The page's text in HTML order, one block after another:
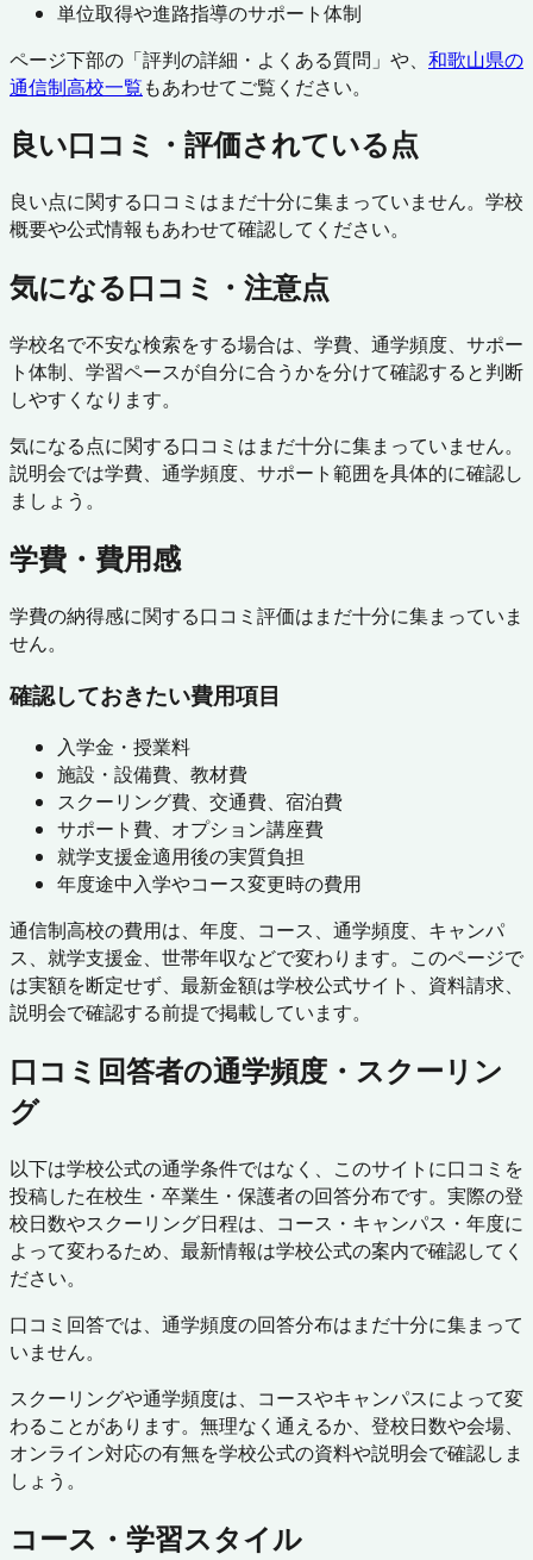
単位取得や進路指導のサポート体制
ページ下部の「評判の詳細・よくある質問」や、 和歌山県の
通信制高校一覧もあわせてご覧ください。
良い口コミ・評価されている点
良い点に関する口コミはまだ十分に集まっていません。学校
概要や公式情報もあわせて確認してください。
気になる口コミ・注意点
学校名で不安な検索をする場合は、学費、通学頻度、サポー
ト体制、学習ペースが自分に合うかを分けて確認すると判断
しやすくなります。
気になる点に関する口コミはまだ十分に集まっていません。
説明会では学費、通学頻度、サポート範囲を具体的に確認し
ましょう。
学費・費用感
学費の納得感に関する口コミ評価はまだ十分に集まっていま
せん。
確認しておきたい費用項目
入学金・授業料
施設・設備費、教材費
スクーリング費、交通費、宿泊費
サポート費、オプション講座費
就学支援金適用後の実質負担
年度途中入学やコース変更時の費用
通信制高校の費用は、年度、コース、通学頻度、キャンパ
ス、就学支援金、世帯年収などで変わります。このページで
は実額を断定せず、最新金額は学校公式サイト、資料請求、
説明会で確認する前提で掲載しています。
口コミ回答者の通学頻度・スクーリン
グ
以下は学校公式の通学条件ではなく、このサイトに口コミを
投稿した在校生・卒業生・保護者の回答分布です。実際の登
校日数やスクーリング日程は、コース・キャンパス・年度に
よって変わるため、最新情報は学校公式の案内で確認してく
ださい。
口コミ回答では、通学頻度の回答分布はまだ十分に集まって
いません。
スクーリングや通学頻度は、コースやキャンパスによって変
わることがあります。無理なく通えるか、登校日数や会場、
オンライン対応の有無を学校公式の資料や説明会で確認しま
しょう。
コース・学習スタイル